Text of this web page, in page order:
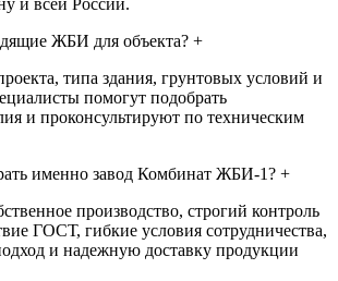
и всей России.
ЖБИ для объекта? +
типа здания, грунтовых условий и
помогут подобрать
и проконсультируют по техническим
именно завод Комбинат ЖБИ-1? +
производство, строгий контроль
ГОСТ, гибкие условия сотрудничества,
и надежную доставку продукции